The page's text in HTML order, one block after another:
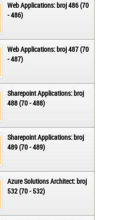
Web Applications: broj 486 (70
- 486)
Web Applications: broj 487 (70
- 487)
Sharepoint Applications: broj
488 (70 - 488)
Sharepoint Applications: broj
489 (70 - 489)
Azure Solutions Architect: broj
532 (70 - 532)